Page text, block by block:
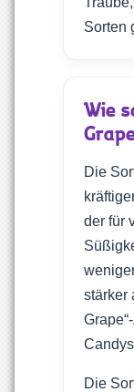
Sorten
Wie
Die
der für
stärker
Die